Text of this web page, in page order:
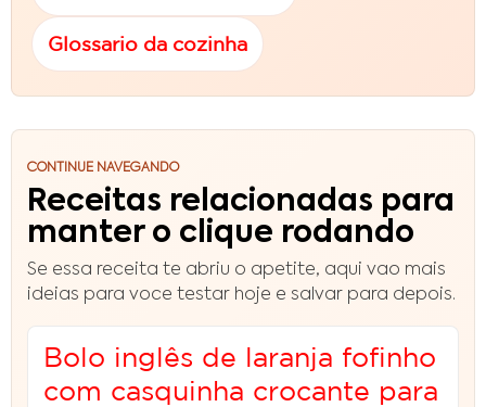
Glossario da cozinha
CONTINUE NAVEGANDO
Receitas relacionadas para
manter o clique rodando
Se essa receita te abriu o apetite, aqui vao mais
ideias para voce testar hoje e salvar para depois.
Bolo inglês de laranja fofinho
com casquinha crocante para